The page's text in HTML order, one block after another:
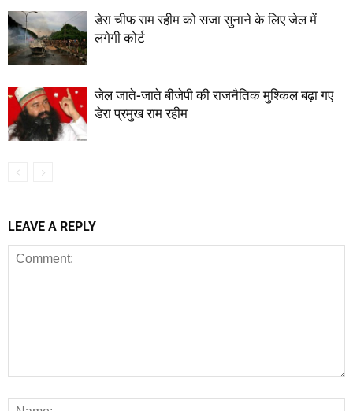
डेरा चीफ राम रहीम को सजा सुनाने के लिए जेल में
लगेगी कोर्ट
जेल जाते-जाते बीजेपी की राजनैतिक मुश्किल बढ़ा गए
डेरा प्रमुख राम रहीम
LEAVE A REPLY